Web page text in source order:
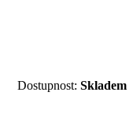
Dostupnost: Skladem